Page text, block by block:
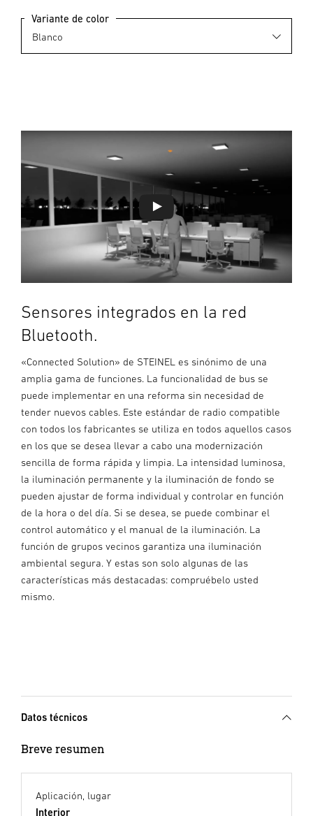
Variante de color
Sensores integrados en la red
Bluetooth.
«Connected Solution» de STEINEL es sinónimo de una
amplia gama de funciones. La funcionalidad de bus se
puede implementar en una reforma sin necesidad de
tender nuevos cables. Este estándar de radio compatible
con todos los fabricantes se utiliza en todos aquellos casos
en los que se desea llevar a cabo una modernización
sencilla de forma rápida y limpia. La intensidad luminosa,
la iluminación permanente y la iluminación de fondo se
pueden ajustar de forma individual y controlar en función
de la hora o del día. Si se desea, se puede combinar el
control automático y el manual de la iluminación. La
función de grupos vecinos garantiza una iluminación
ambiental segura. Y estas son solo algunas de las
características más destacadas: compruébelo usted
mismo.
Datos técnicos
Breve resumen
Aplicación, lugar
Interior